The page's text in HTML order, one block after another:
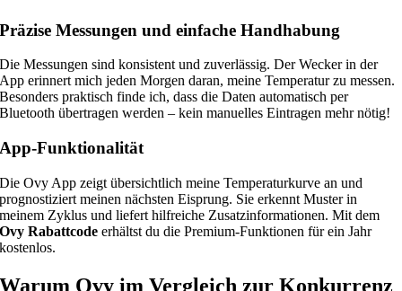
Präzise Messungen und einfache Handhabung
Die Messungen sind konsistent und zuverlässig. Der Wecker in der
App erinnert mich jeden Morgen daran, meine Temperatur zu messen.
Besonders praktisch finde ich, dass die Daten automatisch per
Bluetooth übertragen werden – kein manuelles Eintragen mehr nötig!
App-Funktionalität
Die Ovy App zeigt übersichtlich meine Temperaturkurve an und
prognostiziert meinen nächsten Eisprung. Sie erkennt Muster in
meinem Zyklus und liefert hilfreiche Zusatzinformationen. Mit dem
Ovy Rabattcode erhältst du die Premium-Funktionen für ein Jahr
kostenlos.
Warum Ovy im Vergleich zur Konkurrenz